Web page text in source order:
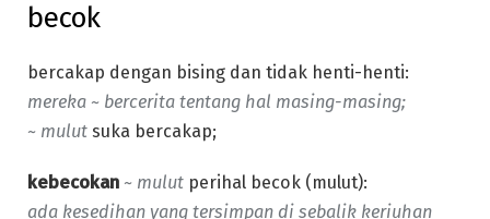
becok
bercakap dengan bising dan tidak henti-henti:
mereka ~ bercerita tentang hal masing-masing;
~ mulut suka bercakap;
kebecokan ~ mulut perihal becok (mulut):
ada kesedihan yang tersimpan di sebalik keriuhan